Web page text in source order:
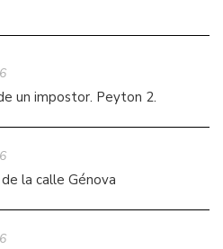
un impostor. Peyton 2.
la calle Génova